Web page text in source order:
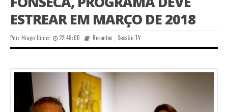
ESTREAR EM MARÇO DE 2018
Por: Hiago Júnior 22:48:00 Recentes Sessão TV